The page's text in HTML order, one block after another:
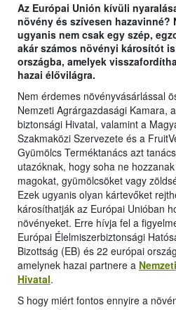
Az Európai Unión kívüli
növény és szívesen hazavinné?
ugyanis nem csak egy szép,
akár számos növényi károsítót
országba, amelyek
hazai élővilágra.
Nem érdemes növényvásárlással
Nemzeti Agrárgazdasági Kamara,
biztonsági Hivatal, valamint a
Szakmaközi Szervezete és a
Gyümölcs Terméktanács azt
utazóknak, hogy soha ne
magokat, gyümölcsöket vagy
Ezek ugyanis olyan kártevőket
károsíthatják az Európai Unióban
növényeket. Erre hívja fel a
Európai Élelmiszerbiztonsági
Bizottság (EB) és 22 európai
amelynek hazai partnere a
Hivatal.
S hogy miért fontos ennyire a